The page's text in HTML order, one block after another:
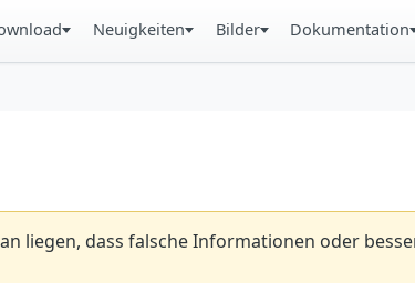
Neuigkeiten Bilder Dokumentation
liegen, dass falsche Informationen oder